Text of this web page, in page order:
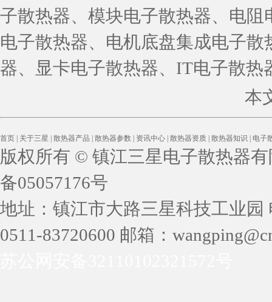
子散热器、模块电子散热器、电
电子散热器、电机底盘集成电子
器、显卡电子散热器、IT电子散热
本
首页 关于三星 散热器产品 散热器参数 资讯中心 散热器资质 散热器知识 电子
版权所有 © 镇江三星电子散热器
备05057176号
地址：镇江市大路三星科技工业园
0511-83720600 邮箱：